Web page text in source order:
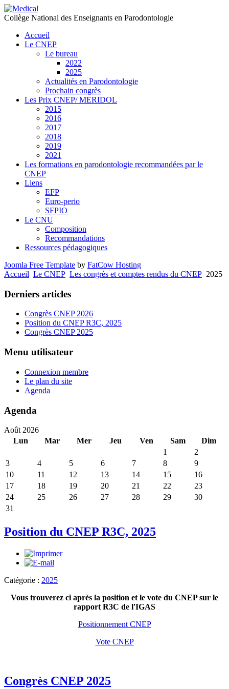
Collège National des Enseignants en Parodontologie
Accueil
Le CNEP
Le bureau
2022
2025
Actualités en Parodontologie
Prochain congrès
Les Prix CNEP/ MERIDOL
2015
2016
2017
2018
2019
2021
Les formations en parodontologie recommandées par le
CNEP
Liens
EFP
Euro-perio
SFPIO
Le CNU
Composition
Recommandations
Ressources pédagogiques
Joomla Free Template by FatCow Hosting
Accueil Le CNEP Les congrès et comptes rendus du CNEP 2025
Derniers articles
Congrès CNEP 2026
Position du CNEP R3C, 2025
Congrès CNEP 2025
Menu utilisateur
Connexion membre
Le plan du site
Agenda
Agenda
précédente
précédent
suivante
suivant
Août 2026
Lun
Mar Mer Jeu Ven Sam
Dim
1
2
3
4 5 6 7 8
9
10
11 12 13 14 15
16
17
18 19 20 21 22
23
24
25 26 27 28 29
30
31
Position du CNEP R3C, 2025
Catégorie : 2025
Vous trouverez ci après la position et le vote du CNEP sur le
rapport R3C de l'IGAS
Positionnement CNEP
Vote CNEP
Congrès CNEP 2025